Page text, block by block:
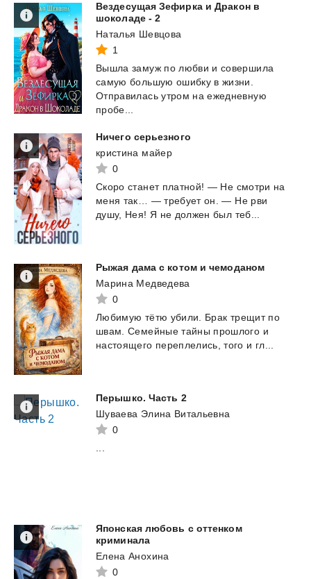
Вездесущая Зефирка и Дракон в
шоколаде - 2
Наталья Шевцова
1
Вышла замуж по любви и совершила
самую большую ошибку в жизни.
Отправилась утром на ежедневную
пробе...
Ничего серьезного
кристина майер
0
Скоро станет платной! — Не смотри на
меня так… — требует он. — Не рви
душу, Нея! Я не должен был теб...
Рыжая дама с котом и чемоданом
Марина Медведева
0
Любимую тëтю убили. Брак трещит по
швам. Семейные тайны прошлого и
настоящего переплелись, того и гл...
Перышко. Часть 2
Шуваева Элина Витальевна
0
...
Японская любовь с оттенком
криминала
Елена Анохина
0